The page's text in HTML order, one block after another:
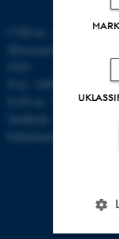
CVR-nr.: 31119103
EAN-nr.: